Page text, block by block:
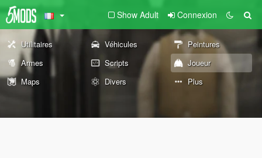
Show Adult Connexion
Utilitaires Véhicules
Peintures
Armes
Scripts
Joueur
Maps
Divers Plus